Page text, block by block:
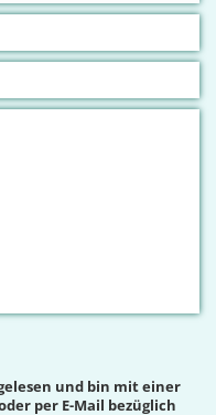
und bin mit einer
per E-Mail bezüglich